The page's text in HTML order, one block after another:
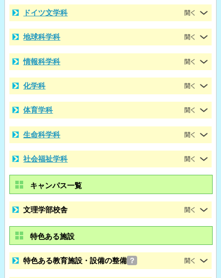
ドイツ文学科
地球科学科
情報科学科
化学科
体育学科
生命科学科
社会福祉学科
キャンパス一覧
文理学部校舎
特色ある施設
特色ある教育施設・設備の整備 ？